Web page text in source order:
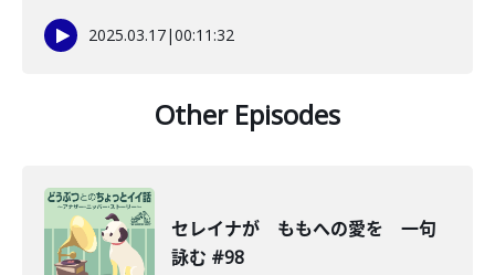
2025.03.17|00:11:32
Other Episodes
セレイナが ももへの愛を 一句
詠む #98